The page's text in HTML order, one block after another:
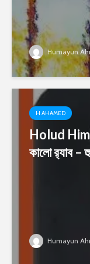
Humayun
H AHAMED
Holud
কালো র‌্যাব –
Humayun